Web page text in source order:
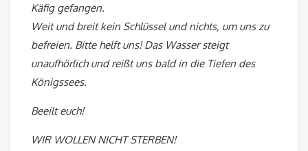
Käfig gefangen.
Weit und breit kein Schlüssel und nichts, um uns zu
befreien. Bitte helft uns! Das Wasser steigt
unaufhörlich und reißt uns bald in die Tiefen des
Königssees.
Beeilt euch!
WIR WOLLEN NICHT STERBEN!